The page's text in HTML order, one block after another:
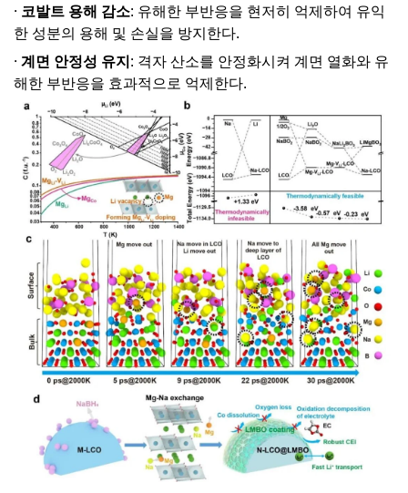
· 코발트 용해 감소: 유해한 부반응을 현저히 억제하여 유익
한 성분의 용해 및 손실을 방지한다.
· 계면 안정성 유지: 격자 산소를 안정화시켜 계면 열화와 유
해한 부반응을 효과적으로 억제한다.